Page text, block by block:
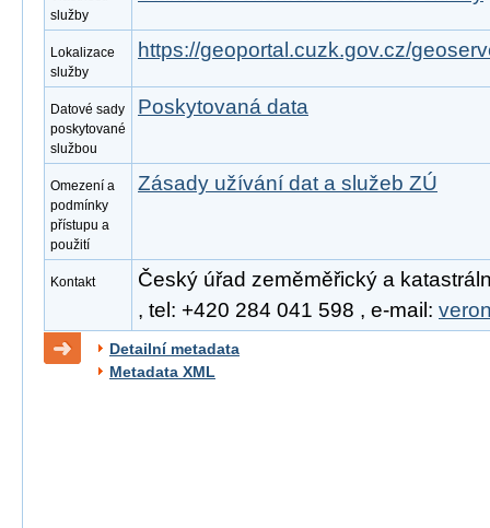
služby
Lokalizace
služby
https://geoportal.cuzk.gov.cz/
Datové sady
poskytované
službou
Poskytovaná data
Omezení a
podmínky
přístupu a
použití
Zásady užívání dat a služeb ZÚ
Kontakt
Český úřad zeměměřický a
, tel: +420 284 041 598 , e-mail:
Detailní metadata
Metadata XML